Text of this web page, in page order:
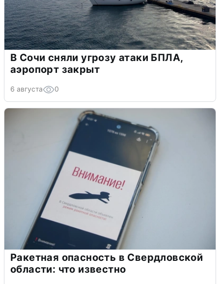
В Сочи сняли угрозу атаки БПЛА,
аэропорт закрыт
6 августа 0
Ракетная опасность в Свердловской
области: что известно